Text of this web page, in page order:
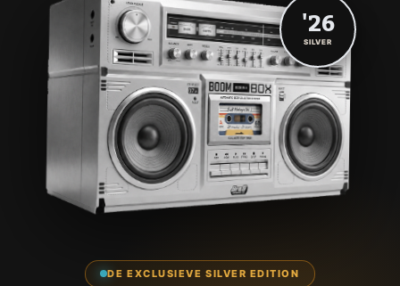
DE EXCLUSIEVE SILVER EDITION
'26
SILVER